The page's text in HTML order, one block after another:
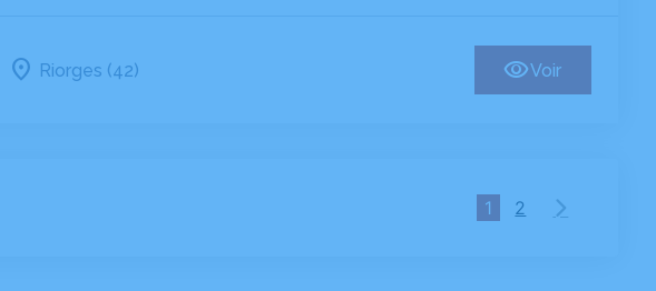
Riorges (42) Voir
1 2